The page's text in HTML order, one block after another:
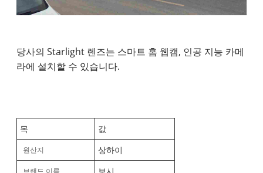
당사의 Starlight 렌즈는 스마트 홈 웹캠, 인공 지능 카메
라에 설치할 수 있습니다.
목 값
원산지 상하이
브랜드 이름